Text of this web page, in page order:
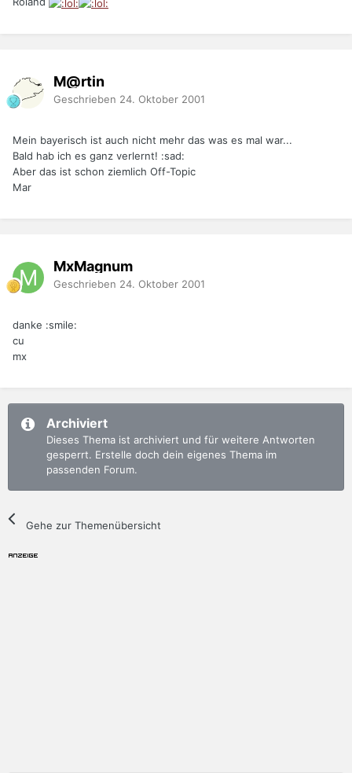
M@rtin
Geschrieben 24. Oktober 2001
Mein bayerisch ist auch nicht mehr das was es mal war...
Bald hab ich es ganz verlernt! :sad:
Aber das ist schon ziemlich Off-Topic
Mar
MxMagnum
Geschrieben 24. Oktober 2001
danke :smile:
cu
mx
Archiviert
Dieses Thema ist archiviert und für weitere Antworten
gesperrt. Erstelle doch dein eigenes Thema im
passenden Forum.
Gehe zur Themenübersicht